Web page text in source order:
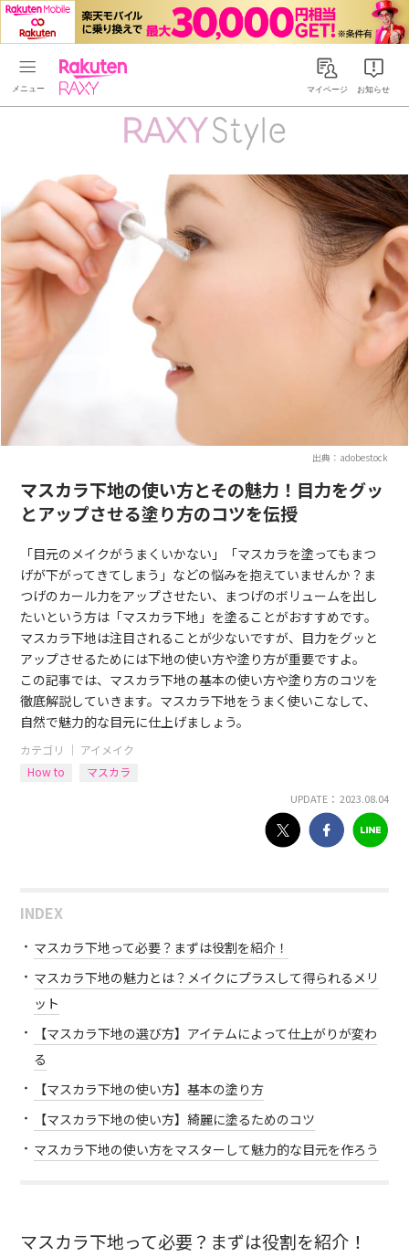
Rakuten RAXYマイページ お知らせ
出典：adobestock
マスカラ下地の使い方とその魅力！目力をグッ
とアップさせる塗り方のコツを伝授
「目元のメイクがうまくいかない」「マスカラを塗ってもまつ
げが下がってきてしまう」などの悩みを抱えていませんか？ま
つげのカール力をアップさせたい、まつげのボリュームを出し
たいという方は「マスカラ下地」を塗ることがおすすめです。
マスカラ下地は注目されることが少ないですが、目力をグッと
アップさせるためには下地の使い方や塗り方が重要ですよ。
この記事では、マスカラ下地の基本の使い方や塗り方のコツを
徹底解説していきます。マスカラ下地をうまく使いこなして、
自然で魅力的な目元に仕上げましょう。
カテゴリ ｜ アイメイク
How to
マスカラ
UPDATE： 2023.08.04
INDEX
マスカラ下地って必要？まずは役割を紹介！
マスカラ下地の魅力とは？メイクにプラスして得られるメリ
ット
【マスカラ下地の選び方】アイテムによって仕上がりが変わ
る
【マスカラ下地の使い方】基本の塗り方
【マスカラ下地の使い方】綺麗に塗るためのコツ
マスカラ下地の使い方をマスターして魅力的な目元を作ろう
マスカラ下地って必要？まずは役割を紹介！